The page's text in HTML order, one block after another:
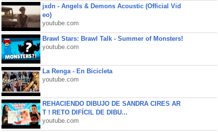
jxdn - Angels & Demons Acoustic (Official Vid
eo)
youtube.com
Brawl Stars: Brawl Talk - Summer of Monsters!
youtube.com
La Renga - En Bicicleta
youtube.com
REHACIENDO DIBUJO DE SANDRA CIRES AR
T ! RETO DIFÍCIL DE DIBU...
youtube.com